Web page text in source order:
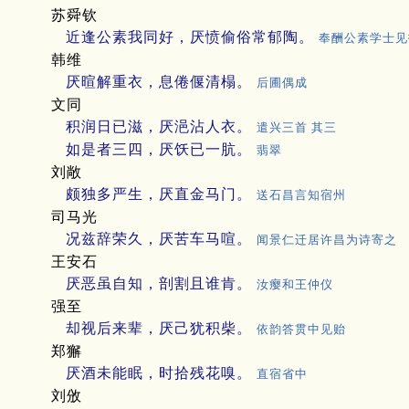
苏舜钦
近逢公素我同好，厌愤偷俗常郁陶。
奉酬公素学士
韩维
厌暄解重衣，息倦偃清榻。
后圃偶成
文同
积润日已滋，厌浥沾人衣。
遣兴三首 其三
如是者三四，厌饫已一肮。 翡翠
刘敞
颇独多严生，厌直金马门。
送石昌言知宿州
司马光
况兹辞荣久，厌苦车马喧。
闻景仁迁居许昌为诗寄之
王安石
厌恶虽自知，剖割且谁肯。
汝瘿和王仲仪
强至
却视后来辈，厌己犹积柴。
依韵答贯中见贻
郑獬
厌酒未能眠，时拾残花嗅。
直宿省中
刘攽